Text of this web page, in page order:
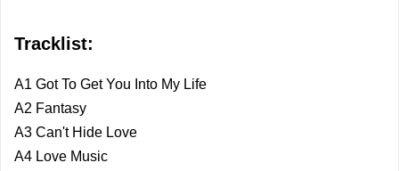
Tracklist:
A1 Got To Get You Into My Life
A2 Fantasy
A3 Can't Hide Love
A4 Love Music